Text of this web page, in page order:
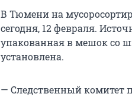
В Тюмени на
сегодня, 12 февраля.
упакованная в мешок со
установлена.
— Следственный комитет